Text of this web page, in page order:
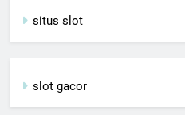
situs slot
slot gacor